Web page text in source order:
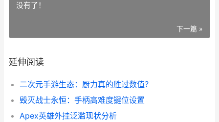
没有了！
下一篇 »
延伸阅读
二次元手游生态：厨力真的胜过数值？
毁灭战士永恒：手柄高难度键位设置
Apex英雄外挂泛滥现状分析